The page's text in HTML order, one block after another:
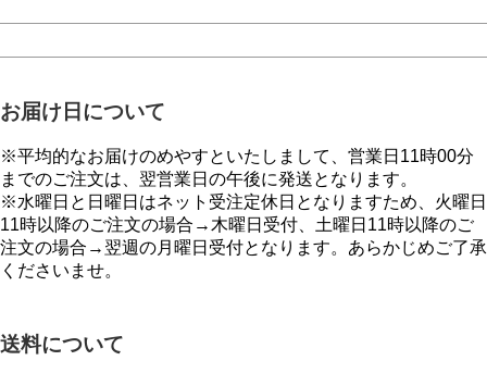
お届け日について
※平均的なお届けのめやすといたしまして、営業日11時00分
までのご注文は、翌営業日の午後に発送となります。
※水曜日と日曜日はネット受注定休日となりますため、火曜日
11時以降のご注文の場合→木曜日受付、土曜日11時以降のご
注文の場合→翌週の月曜日受付となります。あらかじめご了承
くださいませ。
送料について